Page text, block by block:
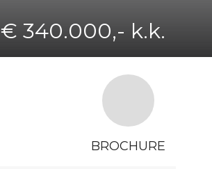
€ 340.000,- k.k.
BROCHURE